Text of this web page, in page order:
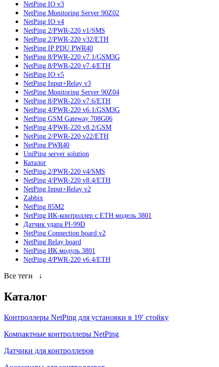
NetPing IO v3
NetPing Monitoring Server 90Z02
NetPing IO v4
NetPing 2/PWR-220 v1/SMS
NetPing 2/PWR-220 v32/ETH
NetPing IP PDU PWR40
NetPing 8/PWR-220 v7.1/GSM3G
NetPing 8/PWR-220 v7.4/ETH
NetPing IO v5
NetPing Input+Relay v3
NetPing Monitoring Server 90Z04
NetPing 8/PWR-220 v7.6/ETH
NetPing 4/PWR-220 v6.1/GSM3G
NetPing GSM Gateway 708G06
NetPing 4/PWR-220 v8.2/GSM
NetPing 2/PWR-220 v22/ETH
NetPing PWR40
UniPing server solution
Каталог
NetPing 2/PWR-220 v4/SMS
NetPing 4/PWR-220 v8.4/ETH
NetPing Input+Relay v2
Zabbix
NetPing 85M2
NetPing ИК-контроллер с ETH модель 3801
Датчик удара PI-99D
NetPing Connection board v2
NetPing Relay board
NetPing ИК модуль 3801
NetPing 4/PWR-220 v6.4/ETH
Все теги ↓
Каталог
Контроллеры NetPing для установки в 19′ стойку
Компактные контроллеры NetPing
Датчики для контроллеров